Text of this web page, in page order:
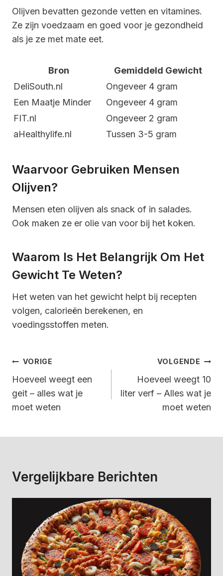
Olijven bevatten gezonde vetten en vitamines.
Ze zijn voedzaam en goed voor je gezondheid
als je ze met mate eet.
Bron
Gemiddeld Gewicht
DeliSouth.nl
Ongeveer 4 gram
Een Maatje Minder
Ongeveer 4 gram
FIT.nl
Ongeveer 2 gram
aHealthylife.nl
Tussen 3-5 gram
Waarvoor Gebruiken Mensen
Olijven?
Mensen eten olijven als snack of in salades.
Ook maken ze er olie van voor bij het koken.
Waarom Is Het Belangrijk Om Het
Gewicht Te Weten?
Het weten van het gewicht helpt bij recepten
volgen, calorieën berekenen, en
voedingsstoffen meten.
Bericht
Navigatie
VORIGE
Hoeveel weegt een
geit – alles wat je
moet weten
VOLGENDE
Hoeveel weegt 10
liter verf – Alles wat je
moet weten
Vergelijkbare Berichten